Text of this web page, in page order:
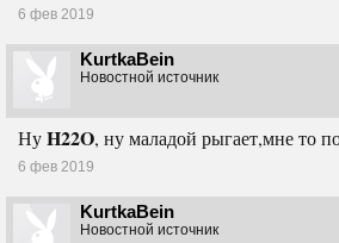
6 фев 2019
KurtkaBein
Новостной источник
НуH22O, ну маладой рыгает,мне то
6 фев 2019
KurtkaBein
Новостной источник